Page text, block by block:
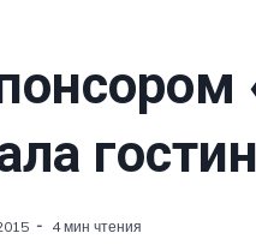
4 мин чтения